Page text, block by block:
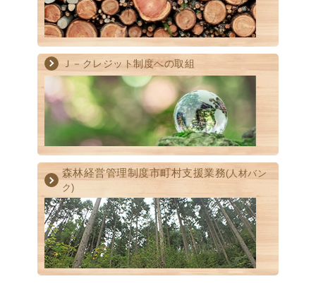
Ｊ－クレジット制度への取組
森林経営管理制度市町村支援業務(人材バン
ク)